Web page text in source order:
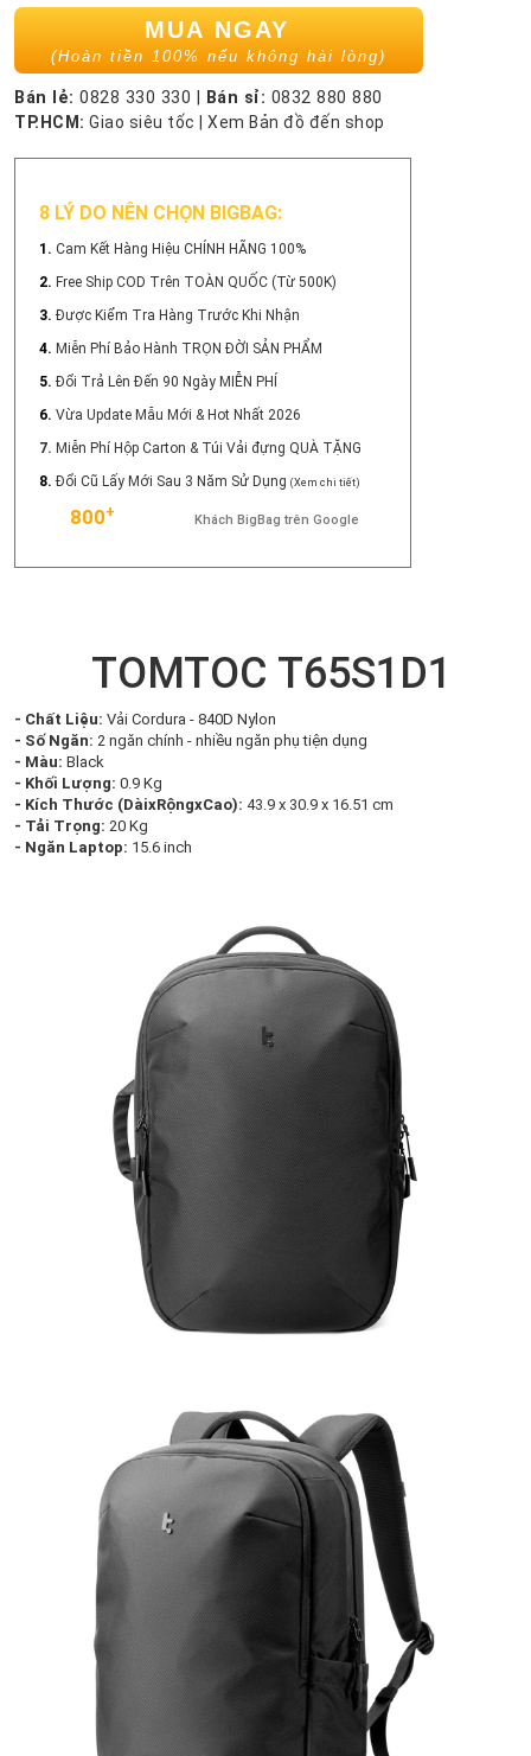
MUA NGAY
(Hoàn tiền 100% nếu không hài lòng)
Bán lẻ: 0828 330 330 Bán sỉ: 0832 880 880
TP.HCM: Giao siêu tốc Xem Bản đồ đến shop
8 LÝ DO NÊN CHỌN BIGBAG:
1. Cam Kết Hàng Hiệu CHÍNH HÃNG 100%
2. Free Ship COD Trên TOÀN QUỐC (Từ 500K)
3. Được Kiểm Tra Hàng Trước Khi Nhận
4. Miễn Phí Bảo Hành TRỌN ĐỜI SẢN PHẨM
5. Đổi Trả Lên Đến 90 Ngày MIỄN PHÍ
6. Vừa Update Mẫu Mới & Hot Nhất 2026
7. Miễn Phí Hộp Carton & Túi Vải đựng QUÀ TẶNG
8. Đổi Cũ Lấy Mới Sau 3 Năm Sử Dụng (Xem chi tiết)
800+ Khách BigBag trên Google
TOMTOC T65S1D1
- Chất Liệu: Vải Cordura - 840D Nylon
- Số Ngăn: 2 ngăn chính - nhiều ngăn phụ tiện dụng
- Màu: Black
- Khối Lượng: 0.9 Kg
- Kích Thước (DàixRộngxCao): 43.9 x 30.9 x 16.51 cm
- Tải Trọng: 20 Kg
- Ngăn Laptop: 15.6 inch